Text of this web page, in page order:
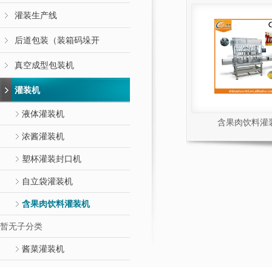
灌装生产线
后道包装（装箱码垛开
真空成型包装机
灌装机
液体灌装机
浓酱灌装机
塑杯灌装封口机
自立袋灌装机
含果肉饮料灌装机
暂无子分类
酱菜灌装机
含果肉饮料灌